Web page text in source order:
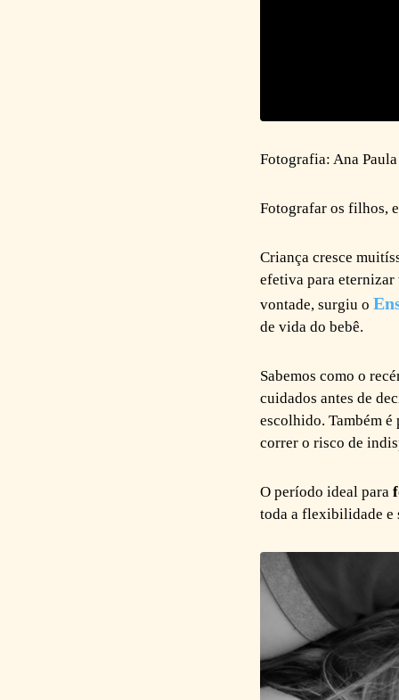
Fotografia: Ana
Fotografar os filhos,
Criança cresce
efetiva para eternizar
vontade, surgiu o
de vida do bebê.
Sabemos como o
cuidados antes de
escolhido. Também é
correr o risco de
O período ideal para
toda a flexibilidade e